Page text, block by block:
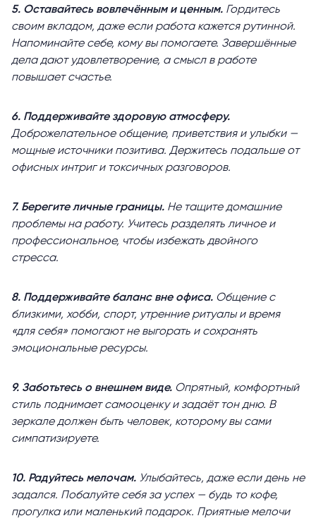
5. Оставайтесь вовлечённым и ценным. Гордитесь
своим вкладом, даже если работа кажется рутинной.
Напоминайте себе, кому вы помогаете. Завершённые
дела дают удовлетворение, а смысл в работе
повышает счастье.
6. Поддерживайте здоровую атмосферу.
Доброжелательное общение, приветствия и улыбки —
мощные источники позитива. Держитесь подальше от
офисных интриг и токсичных разговоров.
7. Берегите личные границы. Не тащите домашние
проблемы на работу. Учитесь разделять личное и
профессиональное, чтобы избежать двойного
стресса.
8. Поддерживайте баланс вне офиса. Общение с
близкими, хобби, спорт, утренние ритуалы и время
«для себя» помогают не выгорать и сохранять
эмоциональные ресурсы.
9. Заботьтесь о внешнем виде. Опрятный, комфортный
стиль поднимает самооценку и задаёт тон дню. В
зеркале должен быть человек, которому вы сами
симпатизируете.
10. Радуйтесь мелочам. Улыбайтесь, даже если день не
задался. Побалуйте себя за успех — будь то кофе,
прогулка или маленький подарок. Приятные мелочи